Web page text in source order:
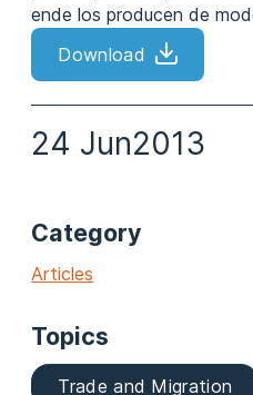
ende los producen de
Download
24 Jun2013
Category
Articles
Topics
Trade and Migration